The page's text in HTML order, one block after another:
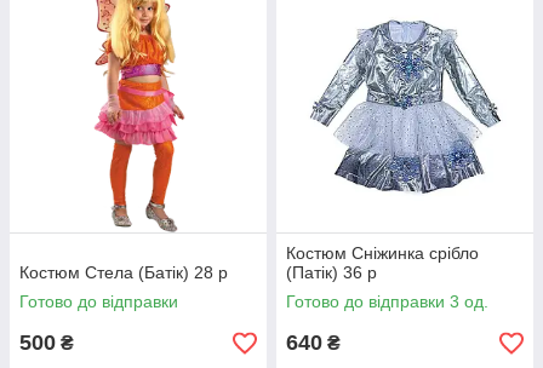
Костюм Стела (Батік) 28 р
Готово до відправки
500 ₴
Костюм Сніжинка срібло
(Патік) 36 р
Готово до відправки 3 од.
640 ₴